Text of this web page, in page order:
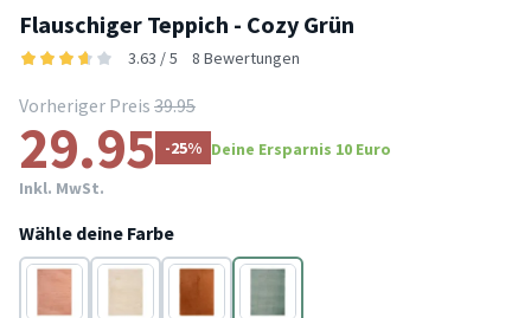
Flauschiger Teppich - Cozy Grün
3.63 / 5 8 Bewertungen
Vorheriger Preis 39.95
29.95 -25% Deine Ersparnis 10 Euro
Inkl. MwSt.
Wähle deine Farbe